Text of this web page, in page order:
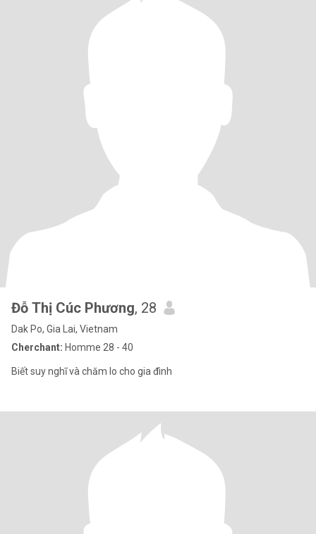
Đỗ Thị Cúc Phương, 28
Dak Po, Gia Lai, Vietnam
Cherchant: Homme 28 - 40
Biết suy nghĩ và chăm lo cho gia đình